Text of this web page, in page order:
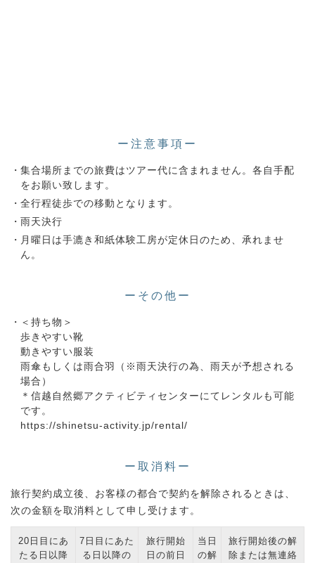
ー注意事項ー
集合場所までの旅費はツアー代に含まれません。各自手配
をお願い致します。
全行程徒歩での移動となります。
雨天決行
月曜日は手漉き和紙体験工房が定休日のため、承れませ
ん。
ーその他ー
＜持ち物＞
歩きやすい靴
動きやすい服装
雨傘もしくは雨合羽（※雨天決行の為、雨天が予想される
場合）
＊信越自然郷アクティビティセンターにてレンタルも可能
です。
https://shinetsu-activity.jp/rental/
ー取消料ー
旅行契約成立後、お客様の都合で契約を解除されるときは、
次の金額を取消料として申し受けます。
20日目にあ
たる日以降
7日目にあた
る日以降の
旅行開始
日の前日
当日
の解
旅行開始後の解
除または無連絡